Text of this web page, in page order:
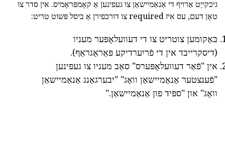
גיכקייַט אַרויף די אַנאַמיישאַן צו געפינען אַ קאָמפּראָמיס. אין סדר צו
טאָן דעם, עס איז required צו דורכפירן אַ ביסל פּשוט טריט:
באַקומען צוטריט צו די דעוועלאָפּער מעניו
(דיסקרייבד אין די פֿריִערדיקע פּאַראַגראַף).
אין "פֿאַר דעוועלאָפּערס" סאַב מעניו צו געפינען
"פֿענצטער אַנאַמיישאַן וואָג" "יבערגאַנג אַנאַמיישאַן
וואָג" און "ספּיד פון אַנאַמיישאַן."